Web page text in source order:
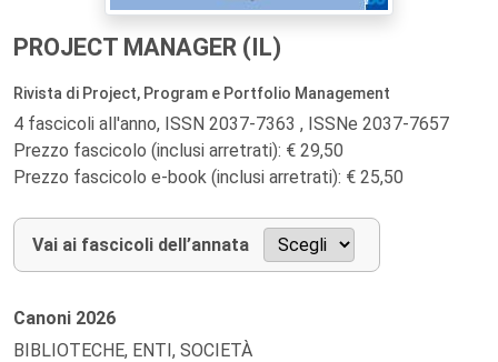
PROJECT MANAGER (IL)
Rivista di Project, Program e Portfolio Management
4 fascicoli all'anno, ISSN 2037-7363 , ISSNe 2037-7657
Prezzo fascicolo (inclusi arretrati): € 29,50
Prezzo fascicolo e-book (inclusi arretrati): € 25,50
Vai ai fascicoli dell’annata
Canoni 2026
BIBLIOTECHE, ENTI, SOCIETÀ